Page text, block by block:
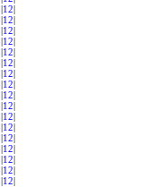
|12|
|12|
|12|
|12|
|12|
|12|
|12|
|12|
|12|
|12|
|12|
|12|
|12|
|12|
|12|
|12|
|12|